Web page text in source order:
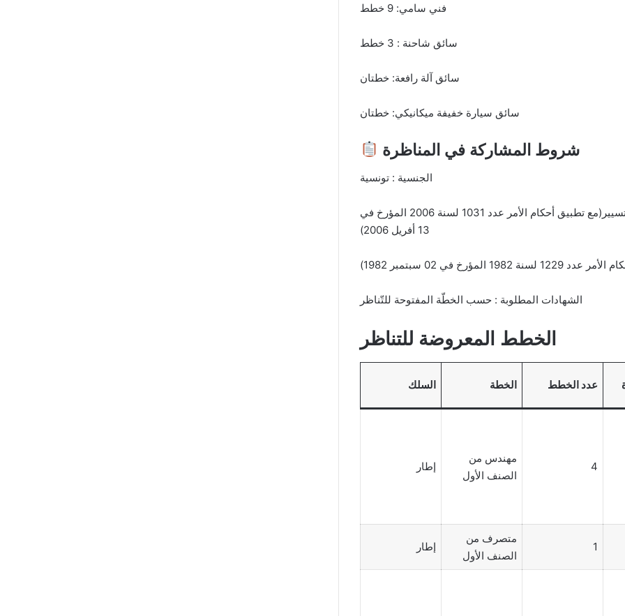
فني سامي: 9 خطط
سائق شاحنة : 3 خطط
سائق آلة رافعة: خطتان
سائق سيارة خفيفة ميكانيكي: خطتان
شروط المشاركة في المناظرة
الجنسية : تونسية
السن الأقصى: 40 سنة بالنسبة للإطارات وأعوان التسيير(مع تطبيق أحكام الأمر عدد 1031 لسنة 2006 المؤرخ في
13 أفريل 2006)
الشهادات المطلوبة : حسب الخطّة المفتوحة للتّناظر
الخطط المعروضة للتناظر
السلك الخطة عدد الخطط
إطار
مهندس من
الصنف الأول
4
إطار
متصرف من
الصنف الأول
1